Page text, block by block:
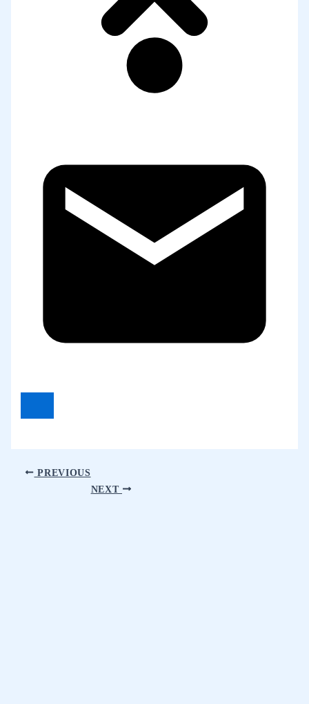
PREVIOUS
NEXT